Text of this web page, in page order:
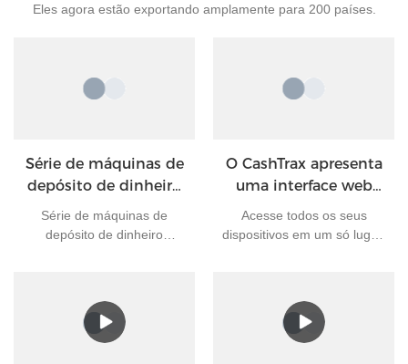
Eles agora estão exportando amplamente para 200 países.
Série de máquinas de
depósito de dinheiro
GRACETEK
Série de máquinas de
depósito de dinheiro
O CashTrax apresenta
uma interface web
moderna e
personalizável.
Acesse todos os seus
dispositivos em um só lugar,
operações, receber
notificações e gerar